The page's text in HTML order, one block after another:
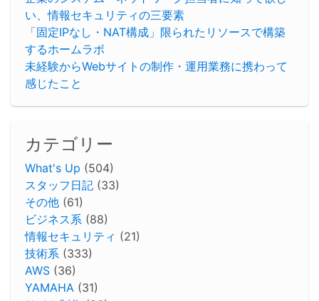
い、情報セキュリティの三要素
「固定IPなし・NAT構成」限られたリソースで構築
するホームラボ
未経験からWebサイトの制作・運用業務に携わって
感じたこと
カテゴリー
What's Up (504)
スタッフ日記 (33)
その他 (61)
ビジネス系 (88)
情報セキュリティ (21)
技術系 (333)
AWS (36)
YAMAHA (31)